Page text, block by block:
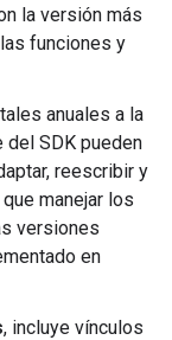
la versión más
funciones y
anuales a la
SDK pueden
reescribir y
manejar los
versiones
en
, incluye vínculos